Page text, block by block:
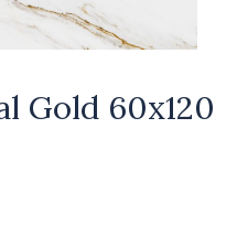
Gold 60x120